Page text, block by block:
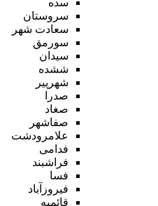
سروستان
سعادت شهر
سورمق
سیدان
ششده
شهرپیر
صدرا
صغاد
صفاشهر
علامرودشت
فدامی
فراشبند
فسا
فیروزآباد
قائمیه